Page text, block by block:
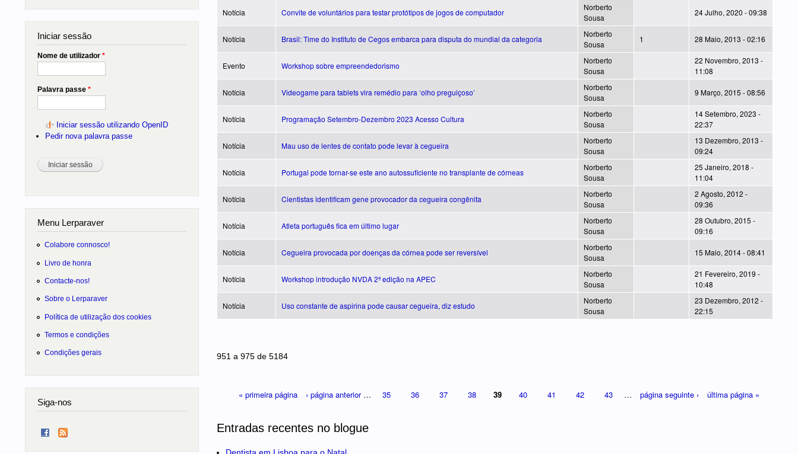
Notícia Convite de voluntários para testar protótipos de jogos de computador
Norberto
Sousa
24 Julho, 2020 - 09:38
Notícia Brasil: Time do Instituto de Cegos embarca para disputa do mundial da categoria
Norberto
Sousa
1 28 Maio, 2013 - 02:16
Evento Workshop sobre empreendedorismo
Norberto
Sousa
22 Novembro, 2013 -
11:08
Notícia Videogame para tablets vira remédio para ‘olho preguiçoso’
Norberto
Sousa
9 Março, 2015 - 08:56
Notícia Programação Setembro-Dezembro 2023 Acesso Cultura
Norberto
Sousa
14 Setembro, 2023 -
22:37
Notícia Mau uso de lentes de contato pode levar à cegueira
Norberto
Sousa
13 Dezembro, 2013 -
09:24
Notícia Portugal pode tornar-se este ano autossuficiente no transplante de córneas
Norberto
Sousa
25 Janeiro, 2018 -
11:04
Notícia Cientistas identificam gene provocador da cegueira congênita
Norberto
Sousa
2 Agosto, 2012 -
09:36
Notícia Atleta português fica em último lugar
Norberto
Sousa
28 Outubro, 2015 -
09:16
Notícia Cegueira provocada por doenças da córnea pode ser reversível
Norberto
Sousa
15 Maio, 2014 - 08:41
Notícia Workshop introdução NVDA 2ª edição na APEC
Norberto
Sousa
21 Fevereiro, 2019 -
10:48
Notícia Uso constante de aspirina pode causar cegueira, diz estudo
Norberto
Sousa
23 Dezembro, 2012 -
22:15
951 a 975 de 5184
« primeira página ‹ página anterior … 35 36 37 38 39 40 41 42 43 … página seguinte › última página »
Entradas recentes no blogue
Iniciar sessão
Nome de utilizador *
Palavra passe *
Iniciar sessão utilizando OpenID
Pedir nova palavra passe
Menu Lerparaver
Colabore connosco!
Livro de honra
Contacte-nos!
Sobre o Lerparaver
Política de utilização dos cookies
Termos e condições
Condições gerais
Siga-nos